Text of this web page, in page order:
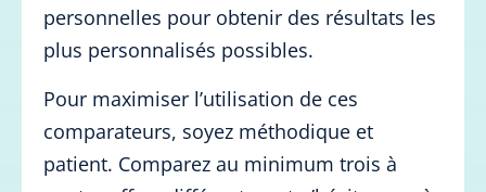
personnelles pour obtenir des résultats les
plus personnalisés possibles.
Pour maximiser l’utilisation de ces
comparateurs, soyez méthodique et
patient. Comparez au minimum trois à